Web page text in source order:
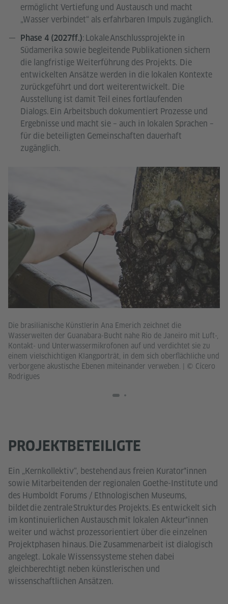
ermöglicht Vertiefung und Austausch und macht
„Wasser verbindet“ als erfahrbaren Impuls zugänglich.
Phase 4 (2027ff.): Lokale Anschlussprojekte in
Südamerika sowie begleitende Publikationen sichern
die langfristige Weiterführung des Projekts. Die
entwickelten Ansätze werden in die lokalen Kontexte
zurückgeführt und dort weiterentwickelt. Die
Ausstellung ist damit Teil eines fortlaufenden
Dialogs. Ein Arbeitsbuch dokumentiert Prozesse und
Ergebnisse und macht sie – auch in lokalen Sprachen –
für die beteiligten Gemeinschaften dauerhaft
zugänglich.
Die brasilianische Künstlerin Ana Emerich zeichnet die
Wasserwelten der Guanabara-Bucht nahe Rio de Janeiro mit Luft-,
Kontakt- und Unterwassermikrofonen auf und verdichtet sie zu
einem vielschichtigen Klangporträt, in dem sich oberflächliche und
verborgene akustische Ebenen miteinander verweben.
© Cícero
Rodrigues
PROJEKTBETEILIGTE
Ein „Kernkollektiv“, bestehend aus freien Kurator*innen
sowie Mitarbeitenden der regionalen Goethe-Institute und
des Humboldt Forums / Ethnologischen Museums,
bildet die zentrale Struktur des Projekts. Es entwickelt sich
im kontinuierlichen Austausch mit lokalen Akteur*innen
weiter und wächst prozessorientiert über die einzelnen
Projektphasen hinaus. Die Zusammenarbeit ist dialogisch
angelegt. Lokale Wissenssysteme stehen dabei
gleichberechtigt neben künstlerischen und
wissenschaftlichen Ansätzen.